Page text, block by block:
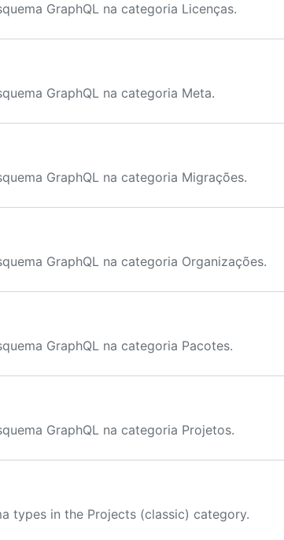
GraphQL na categoria Licenças.
GraphQL na categoria Meta.
GraphQL na categoria Migrações.
GraphQL na categoria Organizações.
GraphQL na categoria Pacotes.
GraphQL na categoria Projetos.
types in the Projects (classic) category.